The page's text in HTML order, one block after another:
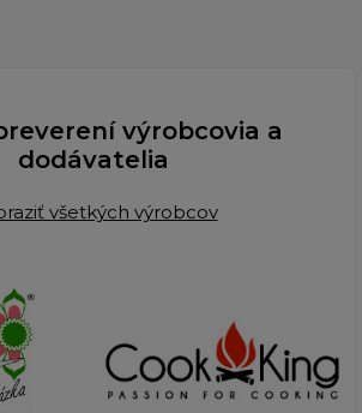
výrobcovia a
dodávatelia
všetkých výrobcov